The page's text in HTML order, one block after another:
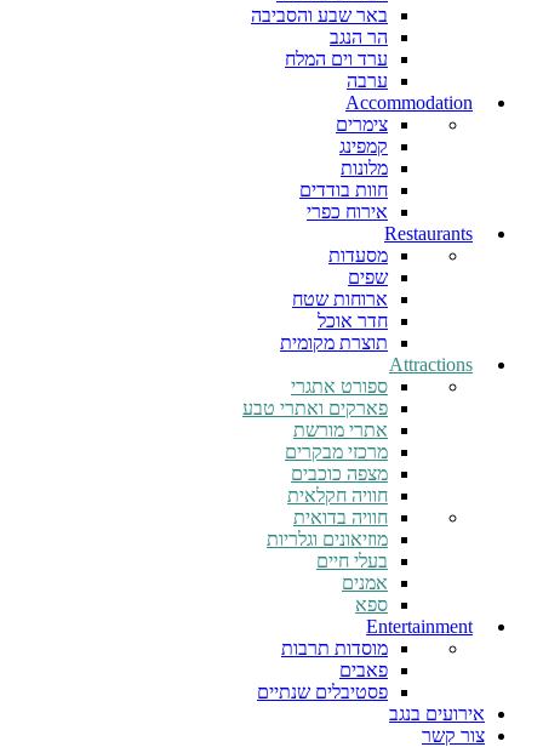
באר שבע והסביבה
הר הנגב
ערד וים המלח
ערבה
Accommodation
צימרים
קמפינג
מלונות
חוות בודדים
אירוח כפרי
Restaurants
מסעדות
שפים
ארוחות שטח
חדר אוכל
תוצרת מקומית
Attractions
ספורט אתגרי
פארקים ואתרי טבע
אתרי מורשת
מרכזי מבקרים
מצפה כוכבים
חוויה חקלאית
חוויה בדואית
מוזיאונים וגלריות
בעלי חיים
אמנים
ספא
Entertainment
מוסדות תרבות
פאבים
פסטיבלים שנתיים
אירועים בנגב
צור קשר